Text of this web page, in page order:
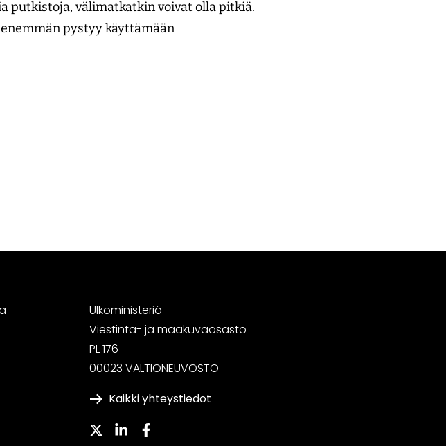
putkistoja, välimatkatkin voivat olla pitkiä.
pystyy käyttämään
Ulkoministeriö
Viestintä- ja maakuvaosasto
PL 176
00023 VALTIONEUVOSTO
Kaikki yhteystiedot